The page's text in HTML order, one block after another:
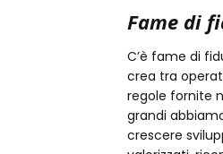
Fame di
C’è fame di
crea tra
regole fornite
grandi
crescere